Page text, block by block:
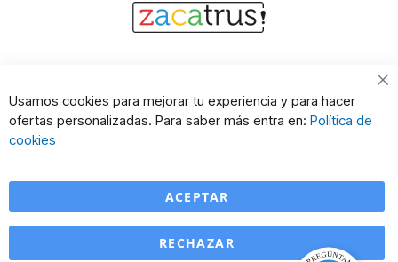
Usamos cookies para mejorar tu experiencia y para hacer
ofertas personalizadas. Para saber más entra en: Política de
cookies
ACEPTAR
RECHAZAR